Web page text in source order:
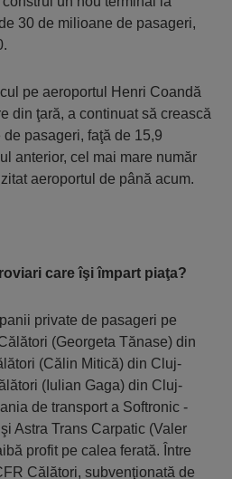
30 de milioane de pasageri,
pe aeroportul Henri Coandă
din ţară, a continuat să crească
pasageri, faţă de 15,9
anterior, cel mai mare număr
aeroportul de până acum.
care îşi împart piaţa?
private de pasageri pe
(Georgeta Tănase) din
(Călin Mitică) din Cluj-
(Iulian Gaga) din Cluj-
de transport a Softronic -
Astra Trans Carpatic (Valer
profit pe calea ferată. Între
Călători, subvenţionată de